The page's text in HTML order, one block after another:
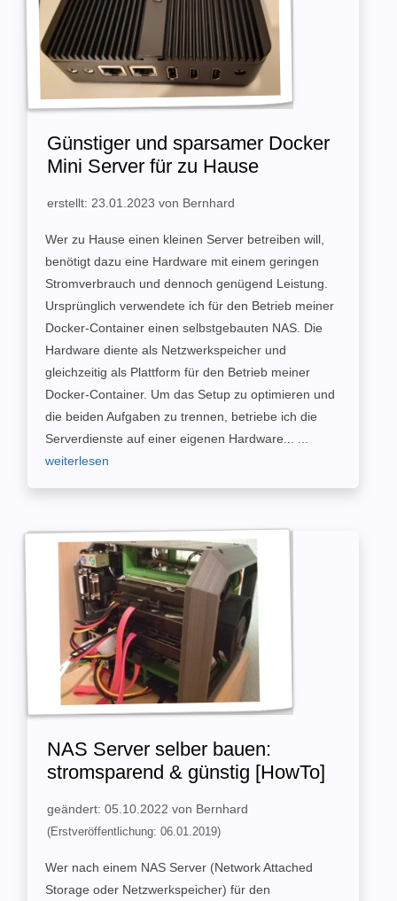
Günstiger und sparsamer Docker
Mini Server für zu Hause
erstellt: 23.01.2023 von Bernhard
Wer zu Hause einen kleinen Server betreiben will,
benötigt dazu eine Hardware mit einem geringen
Stromverbrauch und dennoch genügend Leistung.
Ursprünglich verwendete ich für den Betrieb meiner
Docker-Container einen selbstgebauten NAS. Die
Hardware diente als Netzwerkspeicher und
gleichzeitig als Plattform für den Betrieb meiner
Docker-Container. Um das Setup zu optimieren und
die beiden Aufgaben zu trennen, betriebe ich die
Serverdienste auf einer eigenen Hardware...
weiterlesen
NAS Server selber bauen:
stromsparend & günstig [HowTo]
geändert: 05.10.2022 von Bernhard
(Erstveröffentlichung: 06.01.2019)
Wer nach einem NAS Server (Network Attached
Storage oder Netzwerkspeicher) für den